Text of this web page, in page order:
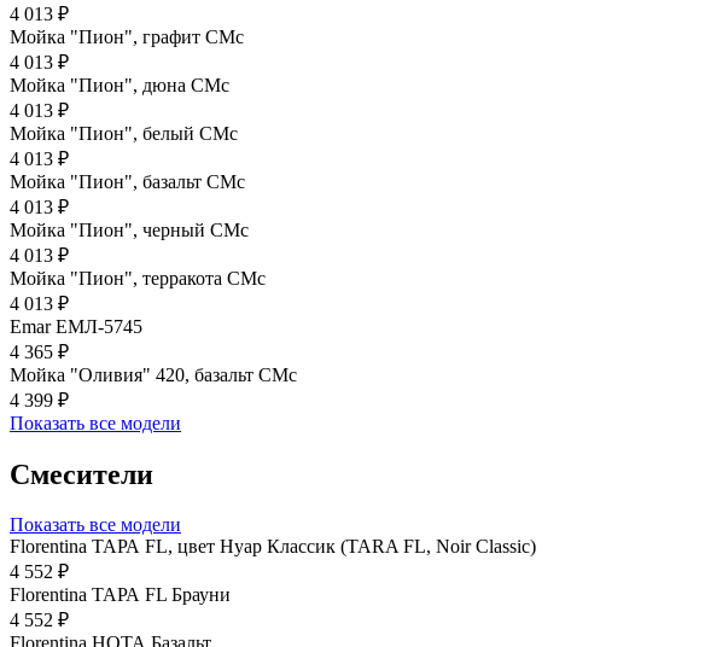
4 013 ₽
Мойка "Пион", графит СМс
4 013 ₽
Мойка "Пион", дюна CMc
4 013 ₽
Мойка "Пион", белый CMc
4 013 ₽
Мойка "Пион", базальт СМс
4 013 ₽
Мойка "Пион", черный CMc
4 013 ₽
Мойка "Пион", терракота CMc
4 013 ₽
Emar ЕМЛ-5745
4 365 ₽
Мойка "Оливия" 420, базальт СМс
4 399 ₽
Показать все модели
Смесители
Показать все модели
Florentina ТАРА FL, цвет Нуар Классик (TARA FL, Noir Classic)
4 552 ₽
Florentina ТАРА FL Брауни
4 552 ₽